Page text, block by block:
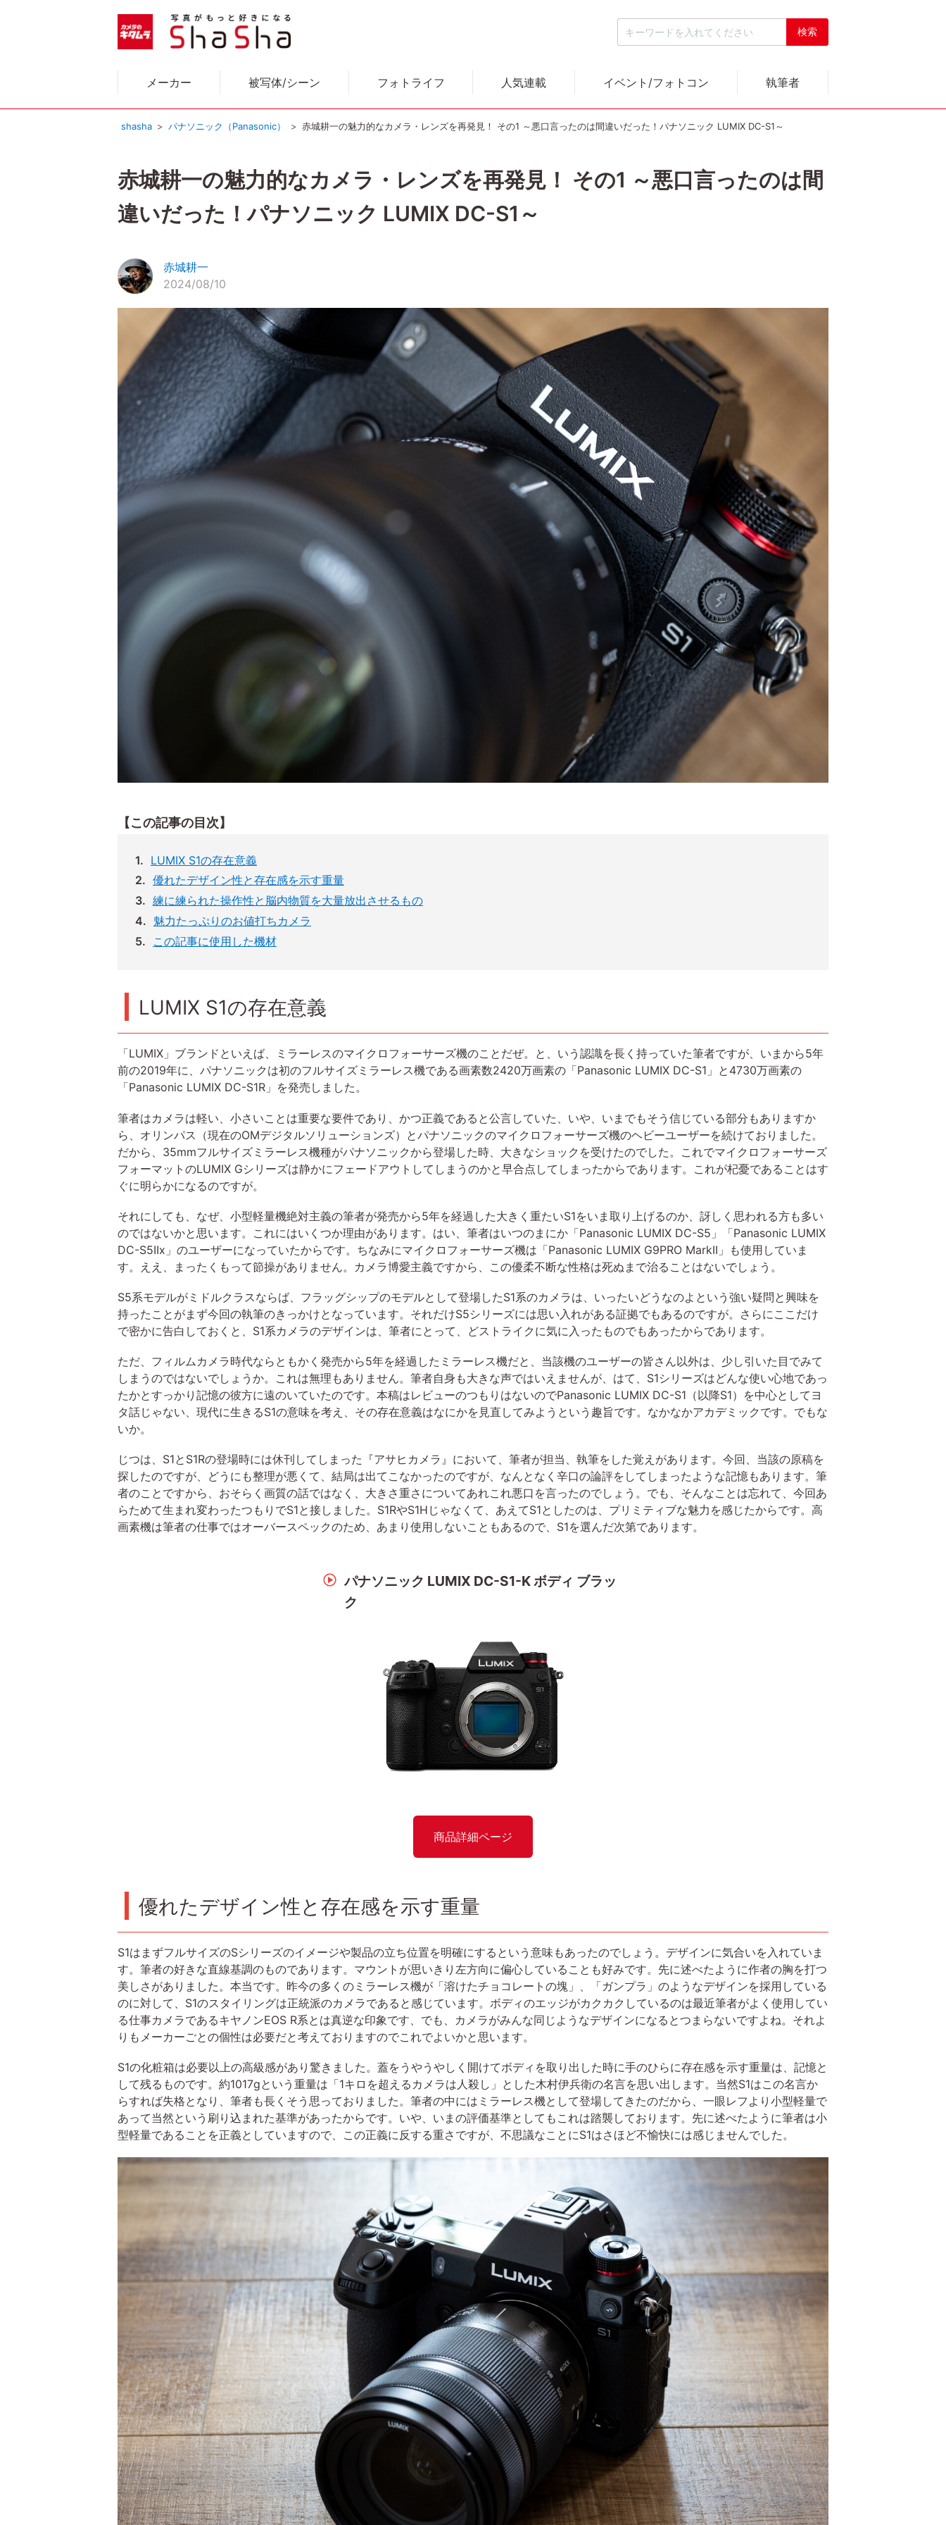
メーカー 被写体/シーン フォトライフ 人気連載 イベント/フォトコン 執筆者
shasha パナソニック（Panasonic） 赤城耕一の魅力的なカメラ・レンズを再発見！ その1 ～悪口言ったのは間違いだった！パナソニック LUMIX DC-S1～
赤城耕一の魅力的なカメラ・レンズを再発見！ その1 ～悪口言ったのは間
違いだった！パナソニック LUMIX DC-S1～
赤城耕一
2024/08/10
【この記事の目次】
LUMIX S1の存在意義
優れたデザイン性と存在感を示す重量
練に練られた操作性と脳内物質を大量放出させるもの
魅力たっぷりのお値打ちカメラ
この記事に使用した機材
LUMIX S1の存在意義
「LUMIX」ブランドといえば、ミラーレスのマイクロフォーサーズ機のことだぜ。と、いう認識を長く持っていた筆者ですが、いまから5年
前の2019年に、パナソニックは初のフルサイズミラーレス機である画素数2420万画素の「Panasonic LUMIX DC-S1」と4730万画素の
「Panasonic LUMIX DC-S1R」を発売しました。
筆者はカメラは軽い、小さいことは重要な要件であり、かつ正義であると公言していた、いや、いまでもそう信じている部分もありますか
ら、オリンパス（現在のOMデジタルソリューションズ）とパナソニックのマイクロフォーサーズ機のヘビーユーザーを続けておりました。
だから、35mmフルサイズミラーレス機種がパナソニックから登場した時、大きなショックを受けたのでした。これでマイクロフォーサーズ
フォーマットのLUMIX Gシリーズは静かにフェードアウトしてしまうのかと早合点してしまったからであります。これが杞憂であることはす
ぐに明らかになるのですが。
それにしても、なぜ、小型軽量機絶対主義の筆者が発売から5年を経過した大きく重たいS1をいま取り上げるのか、訝しく思われる方も多い
のではないかと思います。これにはいくつか理由があります。はい、筆者はいつのまにか「Panasonic LUMIX DC-S5」「Panasonic LUMIX
DC-S5IIx」のユーザーになっていたからです。ちなみにマイクロフォーサーズ機は「Panasonic LUMIX G9PRO MarkII」も使用していま
す。ええ、まったくもって節操がありません。カメラ博愛主義ですから、この優柔不断な性格は死ぬまで治ることはないでしょう。
S5系モデルがミドルクラスならば、フラッグシップのモデルとして登場したS1系のカメラは、いったいどうなのよという強い疑問と興味を
持ったことがまず今回の執筆のきっかけとなっています。それだけS5シリーズには思い入れがある証拠でもあるのですが。さらにここだけ
で密かに告白しておくと、S1系カメラのデザインは、筆者にとって、どストライクに気に入ったものでもあったからであります。
ただ、フィルムカメラ時代ならともかく発売から5年を経過したミラーレス機だと、当該機のユーザーの皆さん以外は、少し引いた目でみて
しまうのではないでしょうか。これは無理もありません。筆者自身も大きな声ではいえませんが、はて、S1シリーズはどんな使い心地であっ
たかとすっかり記憶の彼方に遠のいていたのです。本稿はレビューのつもりはないのでPanasonic LUMIX DC-S1（以降S1）を中心としてヨ
タ話じゃない、現代に生きるS1の意味を考え、その存在意義はなにかを見直してみようという趣旨です。なかなかアカデミックです。でもな
いか。
じつは、S1とS1Rの登場時には休刊してしまった『アサヒカメラ』において、筆者が担当、執筆をした覚えがあります。今回、当該の原稿を
探したのですが、どうにも整理が悪くて、結局は出てこなかったのですが、なんとなく辛口の論評をしてしまったような記憶もあります。筆
者のことですから、おそらく画質の話ではなく、大きさ重さについてあれこれ悪口を言ったのでしょう。でも、そんなことは忘れて、今回あ
らためて生まれ変わったつもりでS1と接しました。S1RやS1Hじゃなくて、あえてS1としたのは、プリミティブな魅力を感じたからです。高
画素機は筆者の仕事ではオーバースペックのため、あまり使用しないこともあるので、S1を選んだ次第であります。
パナソニック LUMIX DC-S1-K ボディ ブラッ
ク
商品詳細ページ
優れたデザイン性と存在感を示す重量
S1はまずフルサイズのSシリーズのイメージや製品の立ち位置を明確にするという意味もあったのでしょう。デザインに気合いを入れていま
す。筆者の好きな直線基調のものであります。マウントが思いきり左方向に偏心していることも好みです。先に述べたように作者の胸を打つ
美しさがありました。本当です。昨今の多くのミラーレス機が「溶けたチョコレートの塊」、「ガンプラ」のようなデザインを採用している
のに対して、S1のスタイリングは正統派のカメラであると感じています。ボディのエッジがカクカクしているのは最近筆者がよく使用してい
る仕事カメラであるキヤノンEOS R系とは真逆な印象です、でも、カメラがみんな同じようなデザインになるとつまらないですよね。それよ
りもメーカーごとの個性は必要だと考えておりますのでこれでよいかと思います。
S1の化粧箱は必要以上の高級感があり驚きました。蓋をうやうやしく開けてボディを取り出した時に手のひらに存在感を示す重量は、記憶と
して残るものです。約1017gという重量は「1キロを超えるカメラは人殺し」とした木村伊兵衛の名言を思い出します。当然S1はこの名言か
らすれば失格となり、筆者も長くそう思っておりました。筆者の中にはミラーレス機として登場してきたのだから、一眼レフより小型軽量で
あって当然という刷り込まれた基準があったからです。いや、いまの評価基準としてもこれは踏襲しております。先に述べたように筆者は小
型軽量であることを正義としていますので、この正義に反する重さですが、不思議なことにS1はさほど不愉快には感じませんでした。